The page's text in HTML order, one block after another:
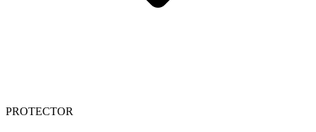
PROTECTOR